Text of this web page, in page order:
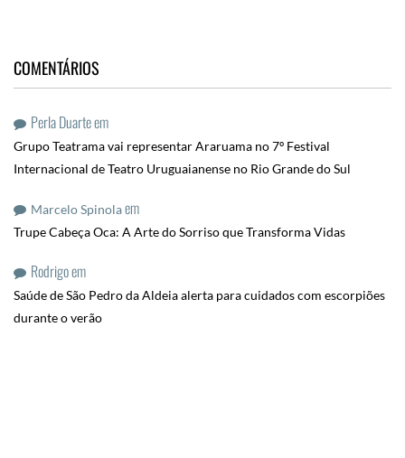
COMENTÁRIOS
Perla Duarteem
Grupo Teatrama vai representar Araruama no 7º Festival
Internacional de Teatro Uruguaianense no Rio Grande do Sul
Marcelo Spinolaem
Trupe Cabeça Oca: A Arte do Sorriso que Transforma Vidas
Rodrigoem
Saúde de São Pedro da Aldeia alerta para cuidados com escorpiões
durante o verão